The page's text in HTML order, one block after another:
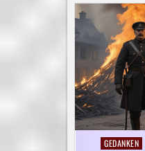
Posted
GEDANKEN